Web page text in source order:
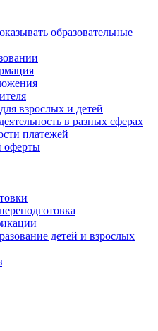
образовательные
взрослых и детей
в разных сферах
платежей
оферты
детей и взрослых